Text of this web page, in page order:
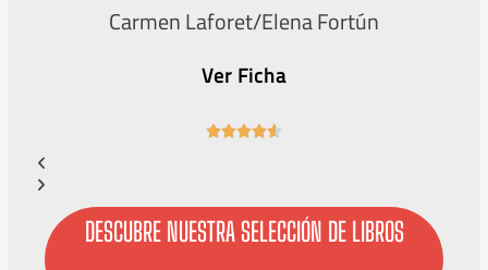
Carmen Laforet/Elena Fortún
Ver Ficha

5
DESCUBRE NUESTRA SELECCIÓN DE LIBROS